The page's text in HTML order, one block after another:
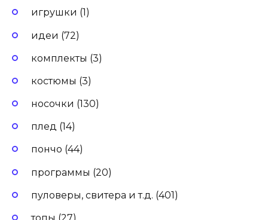
игрушки (1)
идеи (72)
комплекты (3)
костюмы (3)
носочки (130)
плед (14)
пончо (44)
программы (20)
пуловеры, свитера и т.д. (401)